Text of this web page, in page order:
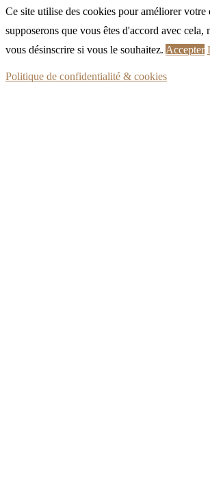
Ce site utilise des cookies pour améliorer votre
supposerons que vous êtes d'accord avec cela,
vous désinscrire si vous le souhaitez. Accepter
Politique de confidentialité & cookies